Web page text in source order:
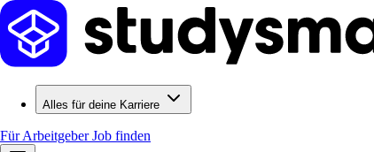
Alles für deine Karriere
Für ArbeitgeberJob finden